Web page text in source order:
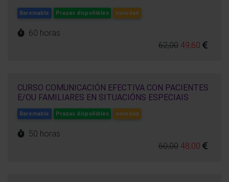
Baremable Prazas dispoñibles novedad
60 horas
62,00 49,60
CURSO COMUNICACIÓN EFECTIVA CON PACIENTES
E/OU FAMILIARES EN SITUACIÓNS ESPECIAIS
Baremable Prazas dispoñibles novedad
50 horas
60,00 48,00